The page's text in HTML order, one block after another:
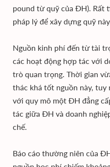
pound từ quỹ của ĐH). Rất
pháp lý để xây dựng quỹ
Nguồn kinh phí đến từ tài
các hoạt động hợp tác với
trò quan trọng. Thời gian
thác khá tốt nguồn này, tuy
với quy mô một ĐH đẳng
tác giữa ĐH và doanh
chế.
Báo cáo thường niên của